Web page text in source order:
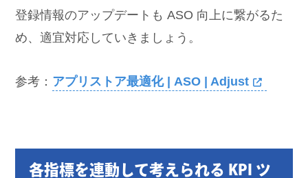
登録情報のアップデートも ASO 向上に繋がるた
め、適宜対応していきましょう。
参考： アプリストア最適化 | ASO | Adjust
各指標を連動して考えられる KPI ツ